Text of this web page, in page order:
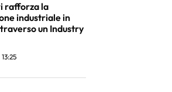
rafforza la
industriale in
un Industry